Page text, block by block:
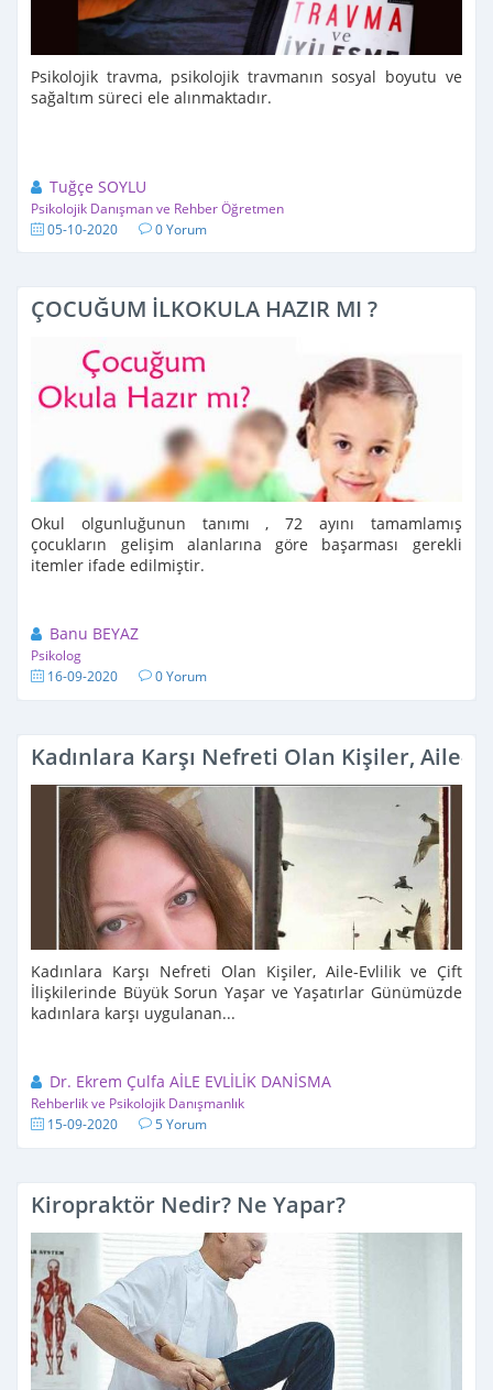
Psikolojik travma, psikolojik travmanın sosyal boyutu ve
sağaltım süreci ele alınmaktadır.
Tuğçe SOYLU
Psikolojik Danışman ve Rehber Öğretmen
05-10-2020 0 Yorum
ÇOCUĞUM İLKOKULA HAZIR MI ?
Okul olgunluğunun tanımı , 72 ayını tamamlamış
çocukların gelişim alanlarına göre başarması gerekli
itemler ifade edilmiştir.
Banu BEYAZ
Psikolog
16-09-2020 0 Yorum
Kadınlara Karşı Nefreti Olan Kişiler, Aile-
Kadınlara Karşı Nefreti Olan Kişiler, Aile-Evlilik ve Çift
İlişkilerinde Büyük Sorun Yaşar ve Yaşatırlar Günümüzde
kadınlara karşı uygulanan...
Dr. Ekrem Çulfa AİLE EVLİLİK DANİSMA
Rehberlik ve Psikolojik Danışmanlık
15-09-2020 5 Yorum
Kiropraktör Nedir? Ne Yapar?